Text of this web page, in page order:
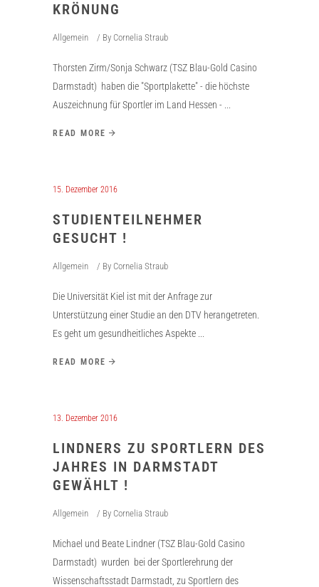
KRÖNUNG
Allgemein By Cornelia Straub
Thorsten Zirm/Sonja Schwarz (TSZ Blau-Gold Casino
Darmstadt) haben die "Sportplakette" - die höchste
Auszeichnung für Sportler im Land Hessen -
READ MORE
15. Dezember 2016
STUDIENTEILNEHMER
GESUCHT !
Allgemein By Cornelia Straub
Die Universität Kiel ist mit der Anfrage zur
Unterstützung einer Studie an den DTV herangetreten.
Es geht um gesundheitliches Aspekte
READ MORE
13. Dezember 2016
LINDNERS ZU SPORTLERN DES
JAHRES IN DARMSTADT
GEWÄHLT !
Allgemein By Cornelia Straub
Michael und Beate Lindner (TSZ Blau-Gold Casino
Darmstadt) wurden bei der Sportlerehrung der
Wissenschaftsstadt Darmstadt, zu Sportlern des